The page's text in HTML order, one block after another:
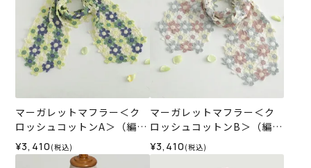
マーガレットマフラー＜ク
ロッシュコットンA＞（編み
物 材料セット）
¥3,410 (税込)
マーガレットマフラー＜ク
ロッシュコットンB＞（編み
物 材料セット）
¥3,410 (税込)